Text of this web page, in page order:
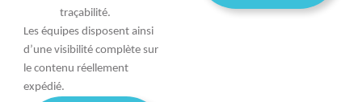
traçabilité.
Les équipes disposent ainsi
d’une visibilité complète sur
le contenu réellement
expédié.